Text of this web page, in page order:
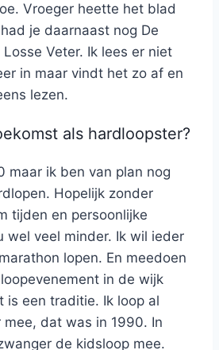
Vroeger heette het blad
je daarnaast nog De
Veter. Ik lees er niet
in maar vindt het zo af en
lezen.
als hardloopster?
maar ik ben van plan nog
Hopelijk zonder
tijden en persoonlijke
wel veel minder. Ik wil ieder
lopen. En meedoen
in de wijk
is een traditie. Ik loop al
dat was in 1990. In
de kidsloop mee.